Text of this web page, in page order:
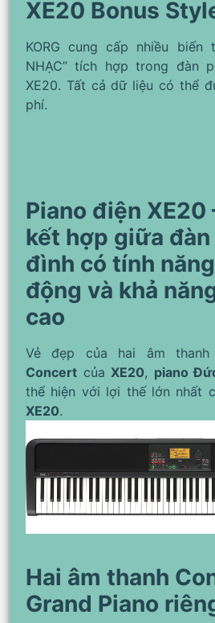
XE20 Bonus
KORG cung cấp nhiều biến
NHẠC” tích hợp trong đàn
XE20. Tất cả dữ liệu có thể
phí.
Piano điện XE20
kết hợp giữa
đình có tính
động và khả
cao
Vẻ đẹp của hai âm thanh
Concert của XE20, piano
thể hiện với lợi thế lớn nhất
XE20.
Hai âm thanh
Grand Piano